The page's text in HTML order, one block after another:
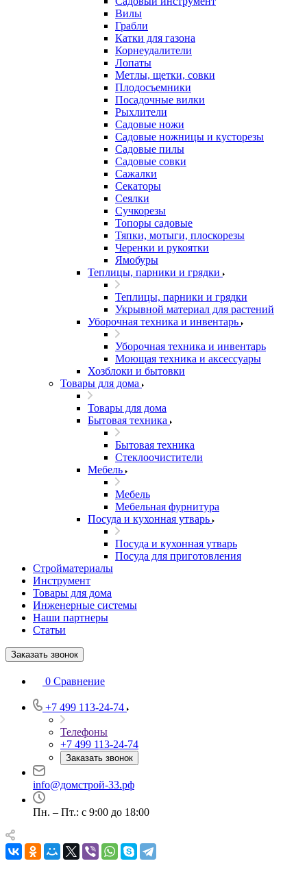
Вилы
Грабли
Катки для газона
Корнеудалители
Лопаты
Метлы, щетки, совки
Плодосъемники
Посадочные вилки
Рыхлители
Садовые ножи
Садовые ножницы и кусторезы
Садовые пилы
Садовые совки
Сажалки
Секаторы
Сеялки
Сучкорезы
Топоры садовые
Тяпки, мотыги, плоскорезы
Черенки и рукоятки
Ямобуры
Теплицы, парники и грядки
Теплицы, парники и грядки
Укрывной материал для растений
Уборочная техника и инвентарь
Уборочная техника и инвентарь
Моющая техника и аксессуары
Хозблоки и бытовки
Товары для дома
Товары для дома
Бытовая техника
Бытовая техника
Стеклоочистители
Мебель
Мебель
Мебельная фурнитура
Посуда и кухонная утварь
Посуда и кухонная утварь
Посуда для приготовления
Стройматериалы
Инструмент
Товары для дома
Инженерные системы
Наши партнеры
Статьи
Заказать звонок
0 Сравнение
+7 499 113-24-74
Телефоны
+7 499 113-24-74
Заказать звонок
info@домстрой-33.рф
Пн. – Пт.: с 9:00 до 18:00